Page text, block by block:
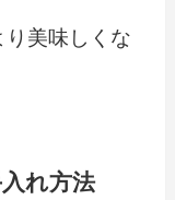
美味しくな
れ方法